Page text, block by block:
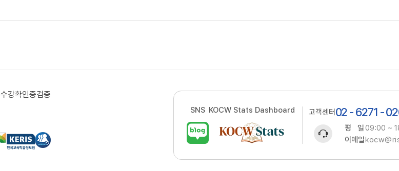
수강확인증검증
SNS KOCW Stats Dashboard 고객센터 02 - 6271 -
평 일09:00 ~
이메일